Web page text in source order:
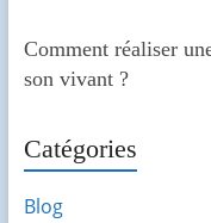
Comment réaliser
son vivant ?
Catégories
Blog